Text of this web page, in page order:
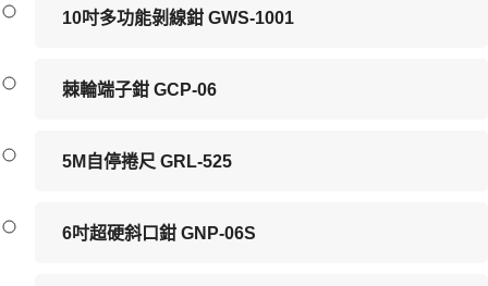
10吋多功能剝線鉗 GWS-1001
棘輪端子鉗 GCP-06
5M自停捲尺 GRL-525
6吋超硬斜口鉗 GNP-06S